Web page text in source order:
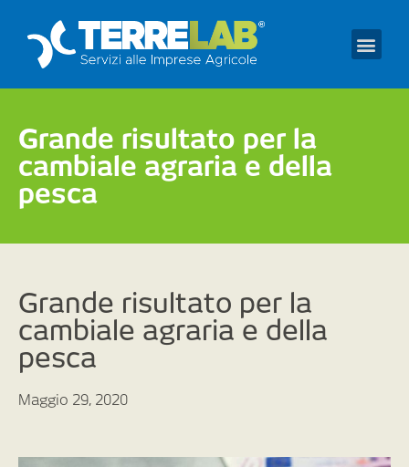
Grande risultato per la
cambiale agraria e della
pesca
Grande risultato per la
cambiale agraria e della
pesca
Maggio 29, 2020